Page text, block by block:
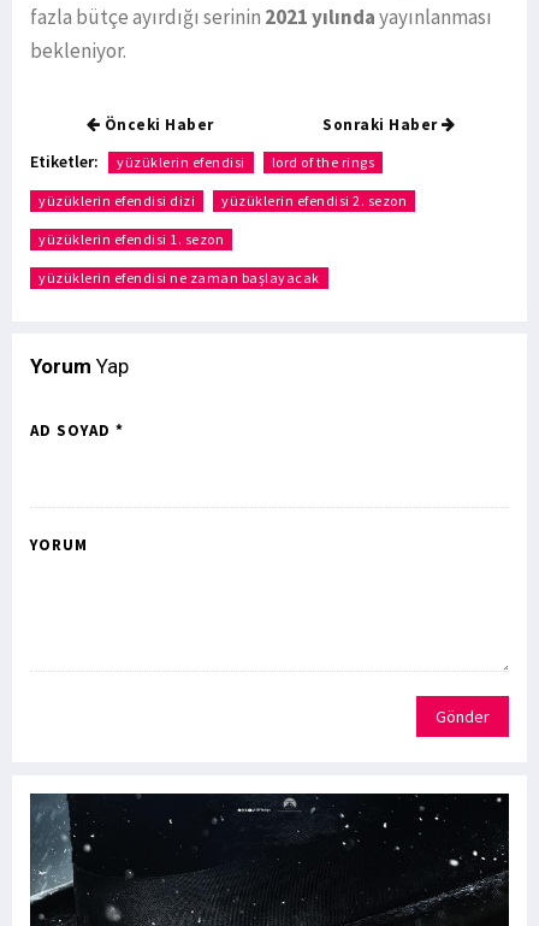
fazla bütçe ayırdığı serinin 2021 yılındayayınlanması
bekleniyor.
Önceki Haber Sonraki Haber
Etiketler: yüzüklerin efendisi lord of the rings
yüzüklerin efendisi dizi yüzüklerin efendisi 2. sezon
yüzüklerin efendisi 1. sezon
yüzüklerin efendisi ne zaman başlayacak
Yorum Yap
AD SOYAD *
YORUM
Gönder